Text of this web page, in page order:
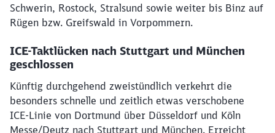
Schwerin, Rostock, Stralsund sowie weiter bis Binz auf
Rügen bzw. Greifswald in Vorpommern.
ICE-Taktlücken nach Stuttgart und München
geschlossen
Künftig durchgehend zweistündlich verkehrt die
besonders schnelle und zeitlich etwas verschobene
ICE-Linie von Dortmund über Düsseldorf und Köln
Messe/Deutz nach Stuttgart und München. Erreicht